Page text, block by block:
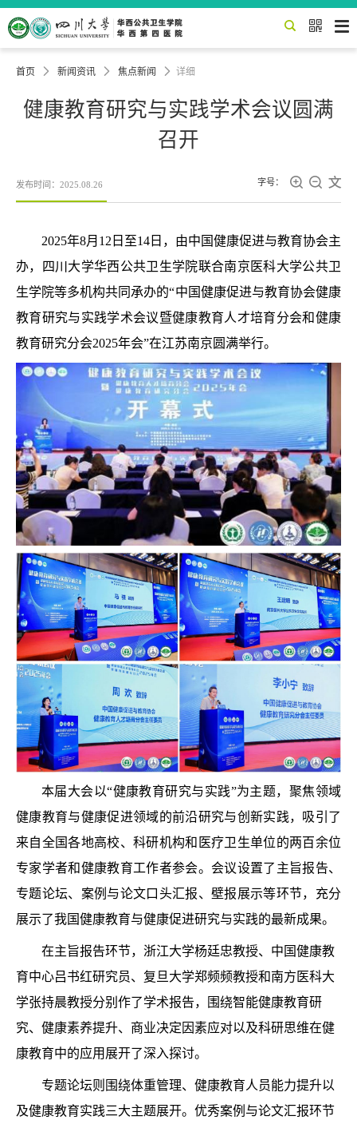
 
首页  新闻资讯  焦点新闻  详细
健康教育研究与实践学术会议圆满
召开
发布时间：2025.08.26 字号：   
2025年8月12日至14日，由中国健康促进与教育协会主
办，四川大学华西公共卫生学院联合南京医科大学公共卫
生学院等多机构共同承办的“中国健康促进与教育协会健康
教育研究与实践学术会议暨健康教育人才培育分会和健康
教育研究分会2025年会”在江苏南京圆满举行。
本届大会以“健康教育研究与实践”为主题，聚焦领域
健康教育与健康促进领域的前沿研究与创新实践，吸引了
来自全国各地高校、科研机构和医疗卫生单位的两百余位
专家学者和健康教育工作者参会。会议设置了主旨报告、
专题论坛、案例与论文口头汇报、壁报展示等环节，充分
展示了我国健康教育与健康促进研究与实践的最新成果。
在主旨报告环节，浙江大学杨廷忠教授、中国健康教
育中心吕书红研究员、复旦大学郑频频教授和南方医科大
学张持晨教授分别作了学术报告，围绕智能健康教育研
究、健康素养提升、商业决定因素应对以及科研思维在健
康教育中的应用展开了深入探讨。
专题论坛则围绕体重管理、健康教育人员能力提升以
及健康教育实践三大主题展开。优秀案例与论文汇报环节